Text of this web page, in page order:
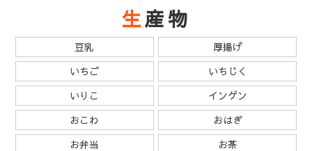
生産物
豆乳
厚揚げ
いちご
いちじく
いりこ
インゲン
おこわ
おはぎ
お弁当
お茶